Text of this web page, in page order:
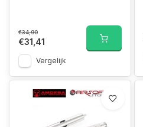
€34,90
€31,41
Vergelijk